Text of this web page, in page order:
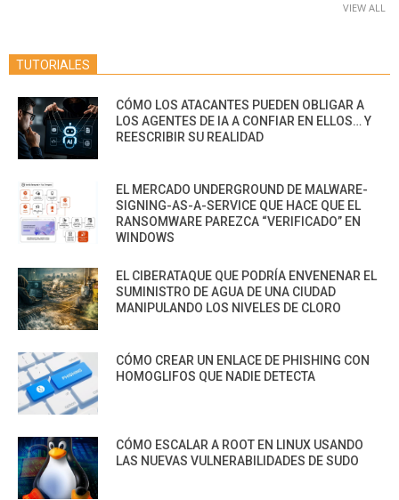
VIEW ALL
TUTORIALES
CÓMO LOS ATACANTES PUEDEN OBLIGAR A
LOS AGENTES DE IA A CONFIAR EN ELLOS… Y
REESCRIBIR SU REALIDAD
EL MERCADO UNDERGROUND DE MALWARE-
SIGNING-AS-A-SERVICE QUE HACE QUE EL
RANSOMWARE PAREZCA “VERIFICADO” EN
WINDOWS
EL CIBERATAQUE QUE PODRÍA ENVENENAR EL
SUMINISTRO DE AGUA DE UNA CIUDAD
MANIPULANDO LOS NIVELES DE CLORO
CÓMO CREAR UN ENLACE DE PHISHING CON
HOMOGLIFOS QUE NADIE DETECTA
CÓMO ESCALAR A ROOT EN LINUX USANDO
LAS NUEVAS VULNERABILIDADES DE SUDO